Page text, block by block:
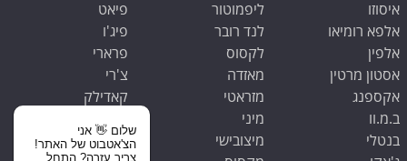
איסוזו
אלפא רומיאו
אלפין
אסטון מרטין
אקספנג
ב.מ.וו
בנטלי
ליפמוטור
לנד רובר
לקסוס
מאזדה
מזראטי
מיני
מיצובישי
פיאט
פיג'ו
פרארי
צ'רי
קאדילק
קיה
שלום 👋 אני
הצ'אטבוט של האתר!
צריך עזרה? התחל